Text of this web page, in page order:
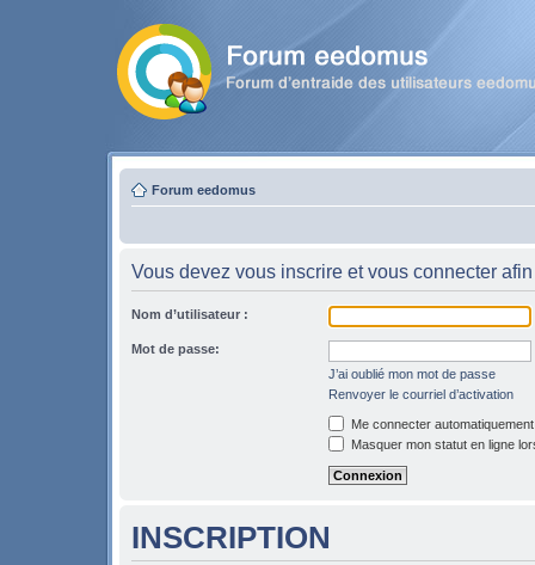
Forum eedomus
Vous devez vous inscrire et vous connecter
Nom d’utilisateur :
Mot de passe:
J’ai oublié mon mot de passe
Renvoyer le courriel d’activation
Me connecter
Masquer mon statut en ligne
INSCRIPTION